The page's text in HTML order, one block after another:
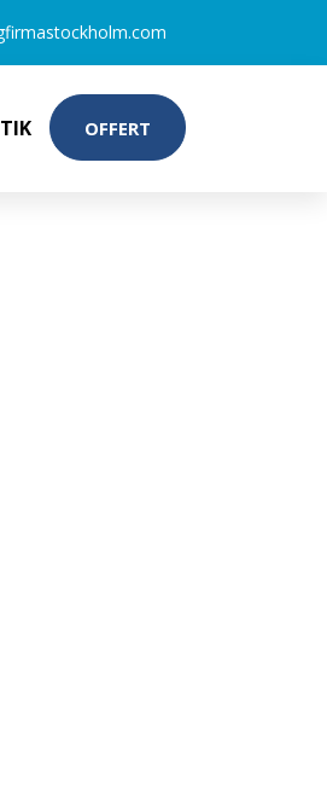
OFFERT